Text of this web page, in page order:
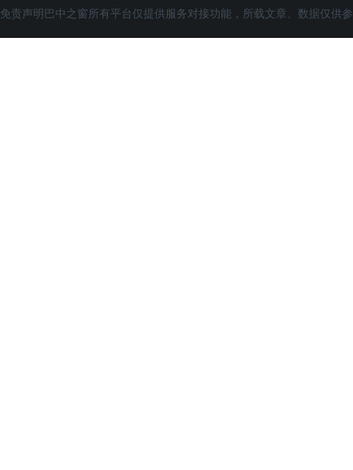
免责声明巴中之窗所有平台仅提供服务对接功能，所载文章、数据仅